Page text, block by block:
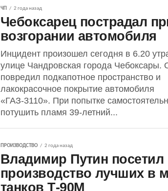
ЧП 2 года назад
Чебоксарец пострадал
возгорании автомобиля
Инцидент произошел сегодня в 6.20
улице Чандровская города Чебоксары.
повредил подкапотное пространство и
лакокрасочное покрытие автомобиля
«ГАЗ-3110». При попытке
потушить пламя 39-летний...
ПРОИЗВОДСТВО 2 года назад
Владимир Путин посетил
производство лучших в
танков Т-90М